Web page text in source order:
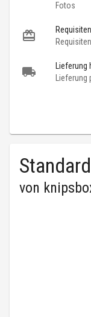
Fotos
Lieferung
Lieferung
Standard
von